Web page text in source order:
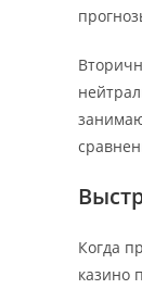
Когда
казино